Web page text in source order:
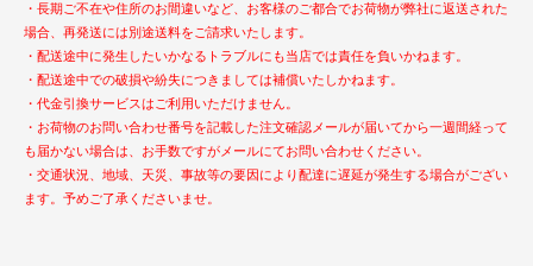
・長期ご不在や住所のお間違いなど、お客様のご都合でお荷物が弊社に返送された
場合、再発送には別途送料をご請求いたします。
・配送途中に発生したいかなるトラブルにも当店では責任を負いかねます。
・配送途中での破損や紛失につきましては補償いたしかねます。
・代金引換サービスはご利用いただけません。
・お荷物のお問い合わせ番号を記載した注文確認メールが届いてから一週間経って
も届かない場合は、お手数ですがメールにてお問い合わせください。
・交通状況、地域、天災、事故等の要因により配達に遅延が発生する場合がござい
ます。予めご了承くださいませ。